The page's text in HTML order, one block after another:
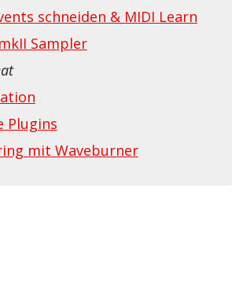
schneiden & MIDI Learn
Sampler
Plugins
mit Waveburner